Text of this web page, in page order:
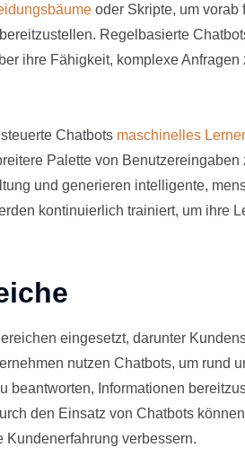
oder Skripte, um vorab
Regelbasierte
ihre Fähigkeit, komplexe Anfragen
Chatbots maschinelles
Palette von Benutzereingaben
und generieren intelligente,
kontinuierlich trainiert, um ihre
eingesetzt, darunter
nutzen Chatbots, um rund
beantworten, Informationen
den Einsatz von Chatbots
verbessern.